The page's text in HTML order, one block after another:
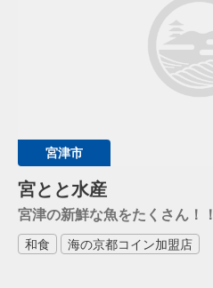
宮津市
宮とと水産
宮津の新鮮な魚をたくさん！！
和食 海の京都コイン加盟店